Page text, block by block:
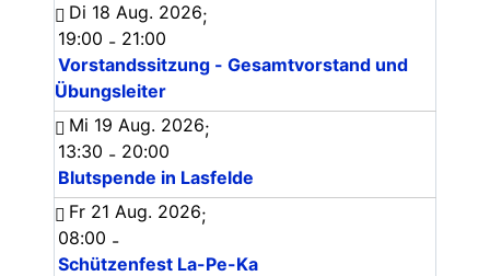
Di 18 Aug. 2026;
19:00 - 21:00
Vorstandssitzung - Gesamtvorstand und
Übungsleiter
Mi 19 Aug. 2026;
13:30 - 20:00
Blutspende in Lasfelde
Fr 21 Aug. 2026;
08:00 -
Schützenfest La-Pe-Ka